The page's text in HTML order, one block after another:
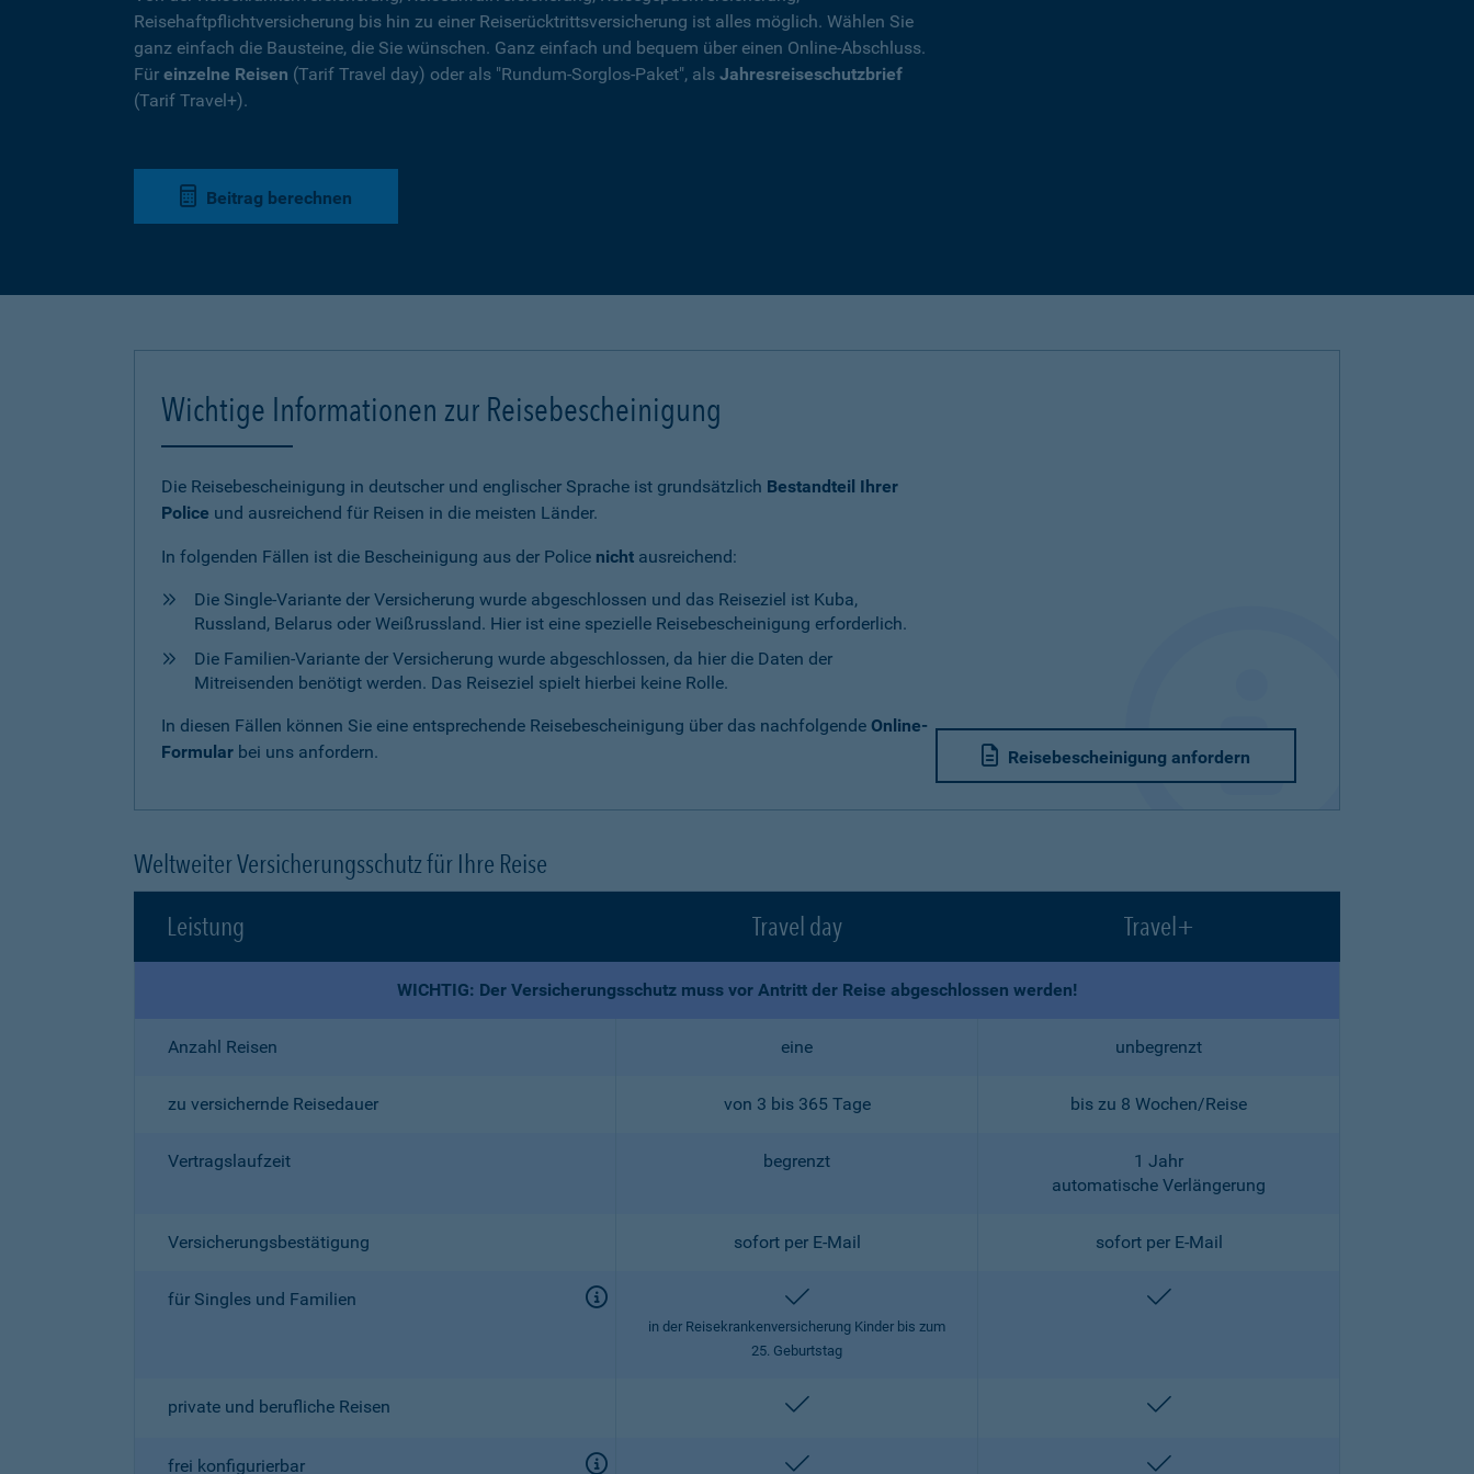
Reisehaftpflichtversicherung bis hin zu einer Reiserücktrittsversicherung ist alles möglich. Wählen Sie
ganz einfach die Bausteine, die Sie wünschen. Ganz einfach und bequem über einen Online-Abschluss.
Für einzelne Reisen (Tarif Travel day) oder als "Rundum-Sorglos-Paket", als Jahresreiseschutzbrief
(Tarif Travel+).
Beitrag berechnen
Wichtige Informationen zur Reisebescheinigung
Die Reisebescheinigung in deutscher und englischer Sprache ist grundsätzlich Bestandteil Ihrer
Police und ausreichend für Reisen in die meisten Länder.
In folgenden Fällen ist die Bescheinigung aus der Police nicht ausreichend:
Die Single-Variante der Versicherung wurde abgeschlossen und das Reiseziel ist Kuba,
Russland, Belarus oder Weißrussland. Hier ist eine spezielle Reisebescheinigung erforderlich.
Die Familien-Variante der Versicherung wurde abgeschlossen, da hier die Daten der
Mitreisenden benötigt werden. Das Reiseziel spielt hierbei keine Rolle.
In diesen Fällen können Sie eine entsprechende Reisebescheinigung über das nachfolgende Online-
Formular bei uns anfordern. Reisebescheinigung anfordern
Weltweiter Versicherungsschutz für Ihre Reise
Leistung
Travel day Travel+
WICHTIG: Der Versicherungsschutz muss vor Antritt der Reise abgeschlossen werden!
Anzahl Reisen eine unbegrenzt
zu versichernde Reisedauer von 3 bis 365 Tage bis zu 8 Wochen/Reise
Vertragslaufzeit begrenzt
1 Jahr
automatische Verlängerung
Versicherungsbestätigung sofort per E-Mail sofort per E-Mail
für Singles und Familien enthalten
in der Reisekrankenversicherung Kinder bis zum
25. Geburtstag
enthalten
private und berufliche Reisen enthalten enthalten
frei konfigurierbar enthalten enthalten